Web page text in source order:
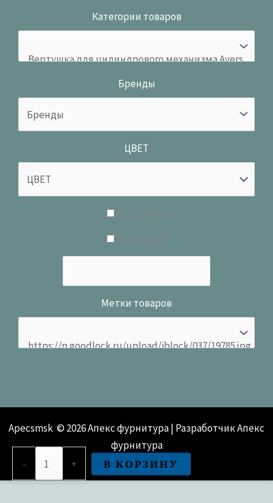
Категории товаров
Бренды
ЦВЕТ
Метки товаров
Apecsmsk © 2026 Апекс фурнитура | Разработчик Апекс
фурнитура
-
+ В КОРЗИНУ